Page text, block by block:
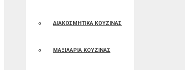
ΔΙΑΚΟΣΜΗΤΙΚΑ ΚΟΥΖΙΝΑΣ
ΜΑΞΙΛΑΡΙΑ ΚΟΥΖΙΝΑΣ